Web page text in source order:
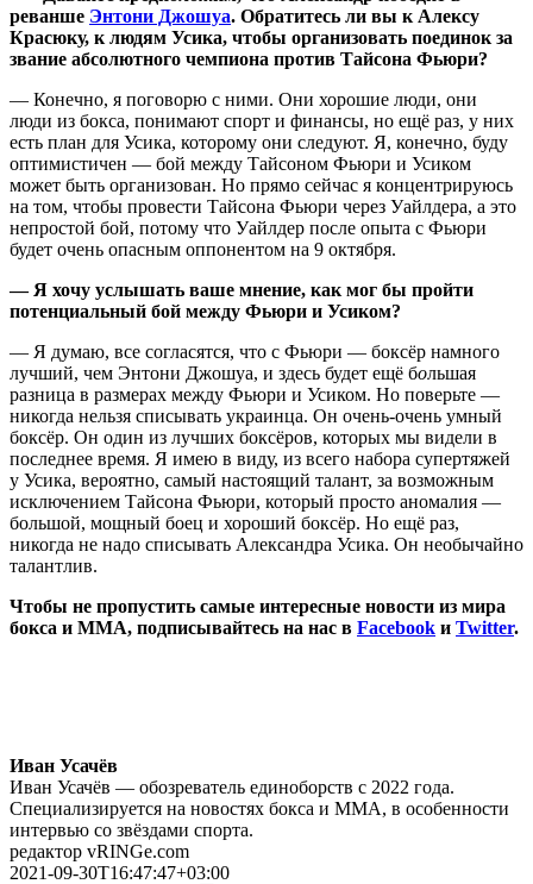
реванше Энтони Джошуа. Обратитесь ли вы к Алексу
Красюку, к людям Усика, чтобы организовать поединок за
звание абсолютного чемпиона против Тайсона Фьюри?
— Конечно, я поговорю с ними. Они хорошие люди, они
люди из бокса, понимают спорт и финансы, но ещё раз, у них
есть план для Усика, которому они следуют. Я, конечно, буду
оптимистичен — бой между Тайсоном Фьюри и Усиком
может быть организован. Но прямо сейчас я концентрируюсь
на том, чтобы провести Тайсона Фьюри через Уайлдера, а это
непростой бой, потому что Уайлдер после опыта с Фьюри
будет очень опасным оппонентом на 9 октября.
— Я хочу услышать ваше мнение, как мог бы пройти
потенциальный бой между Фьюри и Усиком?
— Я думаю, все согласятся, что с Фьюри — боксёр намного
лучший, чем Энтони Джошуа, и здесь будет ещё большая
разница в размерах между Фьюри и Усиком. Но поверьте —
никогда нельзя списывать украинца. Он очень-очень умный
боксёр. Он один из лучших боксёров, которых мы видели в
последнее время. Я имею в виду, из всего набора супертяжей
у Усика, вероятно, самый настоящий талант, за возможным
исключением Тайсона Фьюри, который просто аномалия —
большой, мощный боец и хороший боксёр. Но ещё раз,
никогда не надо списывать Александра Усика. Он необычайно
талантлив.
Чтобы не пропустить самые интересные новости из мира
бокса и ММА, подписывайтесь на нас в Facebook и Twitter.
Иван Усачёв
Иван Усачёв — обозреватель единоборств с 2022 года.
Специализируется на новостях бокса и ММА, в особенности
интервью со звёздами спорта.
редактор vRINGe.com
2021-09-30T16:47:47+03:00